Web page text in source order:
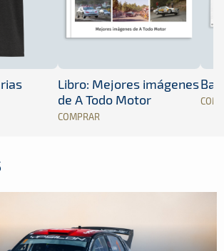
Libro: Mejores imágenes
de A Todo Motor
COMPRAR